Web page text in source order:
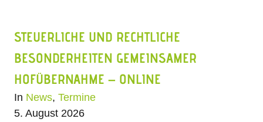
STEUERLICHE UND RECHTLICHE
BESONDERHEITEN GEMEINSAMER
HOFÜBERNAHME – ONLINE
In News, Termine
5. August 2026